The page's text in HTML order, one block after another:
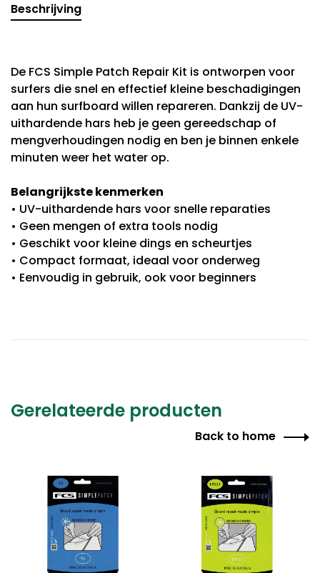
Beschrijving
De FCS Simple Patch Repair Kit is ontworpen voor
surfers die snel en effectief kleine beschadigingen
aan hun surfboard willen repareren. Dankzij de UV-
uithardende hars heb je geen gereedschap of
mengverhoudingen nodig en ben je binnen enkele
minuten weer het water op.
Belangrijkste kenmerken
• UV-uithardende hars voor snelle reparaties
• Geen mengen of extra tools nodig
• Geschikt voor kleine dings en scheurtjes
• Compact formaat, ideaal voor onderweg
• Eenvoudig in gebruik, ook voor beginners
Gerelateerde producten
Back to home